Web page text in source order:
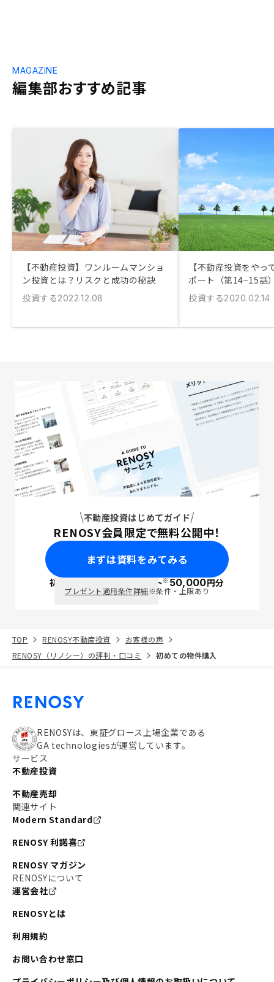
編集部おすすめ記事
MAGAZINE
【不動産投資】ワンルームマンショ
ン投資とは？リスクと成功の秘訣
投資する2022.12.08
【不動産投資をやっ
ポート（第14−15話
投資する2020.02.14
不動産投資はじめてガイド
RENOSY会員限定で無料公開中！
まずは資料をみてみる
初回面談で ポイント※50,000円分
プレゼント適用条件詳細※条件・上限あり
TOP RENOSY不動産投資
お客様の声
RENOSY（リノシー）の評判・口コミ
初めての物件購入
RENOSYは、東証グロース上場企業である
GA technologiesが運営しています。
サービス
不動産投資
不動産売却
関連サイト
Modern Standard
RENOSY 利諾喜
RENOSY マガジン
RENOSYについて
運営会社
RENOSYとは
利用規約
お問い合わせ窓口